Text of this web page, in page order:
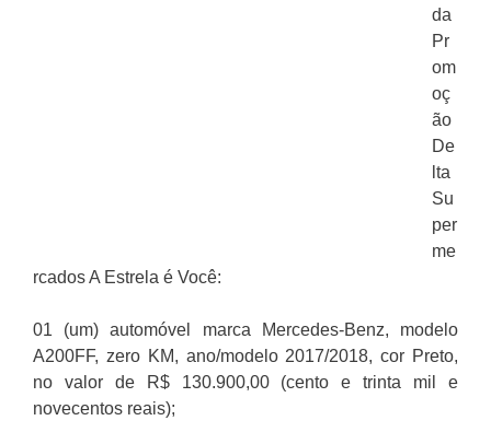
da
Pr
om
oç
ão
De
lta
Su
per
me
rcados A Estrela é Você:
01 (um) automóvel marca Mercedes-Benz, modelo
A200FF, zero KM, ano/modelo 2017/2018, cor Preto,
no valor de R$ 130.900,00 (cento e trinta mil e
novecentos reais);